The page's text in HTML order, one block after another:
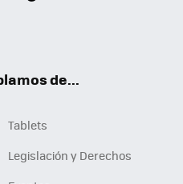
de...
Tablets
Legislación y Derechos